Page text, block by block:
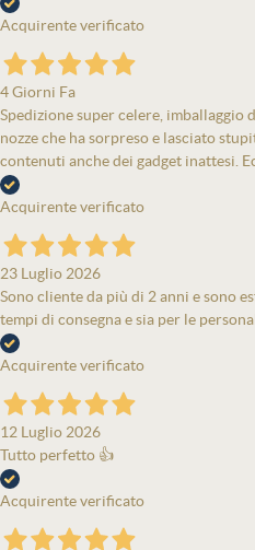
Acquirente verificato
4 Giorni Fa
Spedizione super celere, imballaggio
nozze che ha sorpreso e lasciato
contenuti anche dei gadget inattesi.
Acquirente verificato
23 Luglio 2026
Sono cliente da più di 2 anni e sono
tempi di consegna e sia per le
Acquirente verificato
12 Luglio 2026
Tutto perfetto 👍
Acquirente verificato